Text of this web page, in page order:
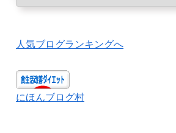
人気ブログランキングへ
にほんブログ村